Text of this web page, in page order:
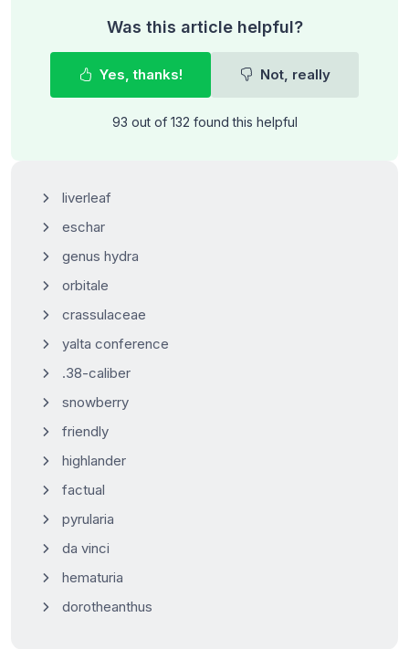
Was this article helpful?
Yes, thanks! Not, really
93 out of 132 found this helpful
liverleaf
eschar
genus hydra
orbitale
crassulaceae
yalta conference
.38-caliber
snowberry
friendly
highlander
factual
pyrularia
da vinci
hematuria
dorotheanthus